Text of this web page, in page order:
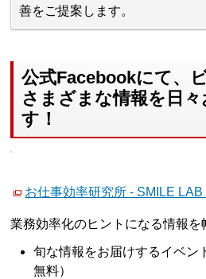
善をご提案します。
公式Facebookにて、
さまざまな情報を日
す！
お仕事効率研究所 - SMILE LAB
業務効率化のヒントになる情報を
旬な情報をお届けするイベン
無料）